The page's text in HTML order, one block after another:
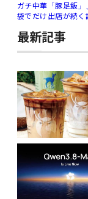
ガチ中華「豚足飯」
袋でだけ出店が続く
最新記事